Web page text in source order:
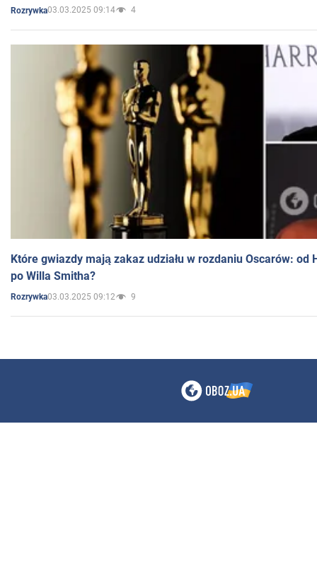
Rozrywka03.03.2025 09:14 4
Które gwiazdy mają zakaz udziału w rozdaniu Oscarów: od
po Willa Smitha?
Rozrywka03.03.2025 09:12 9